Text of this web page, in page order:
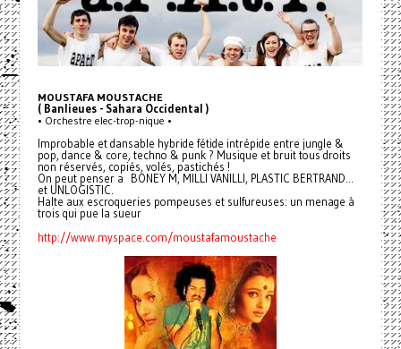
MOUSTAFA MOUSTACHE
( Banlieues - Sahara Occidental )
• Orchestre elec-trop-nique •
Improbable et dansable hybride fétide intrépide entre jungle &
pop, dance & core, techno & punk ? Musique et bruit tous droits
non réservés, copiés, volés, pastichés !
On peut penser a BONEY M, MILLI VANILLI, PLASTIC BERTRAND...
et UNLOGISTIC.
Halte aux escroqueries pompeuses et sulfureuses: un menage à
trois qui pue la sueur
http://www.myspace.com/moustafamoustache